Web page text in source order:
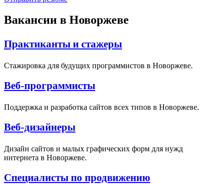
Вакансии в Новоржеве
Практиканты и стажеры
Стажировка для будущих программистов в Новоржеве.
Веб-программисты
Поддержка и разработка сайтов всех типов в Новоржеве.
Веб-дизайнеры
Дизайн сайтов и малых графических форм для нужд
интернета в Новоржеве.
Специалисты по продвижению